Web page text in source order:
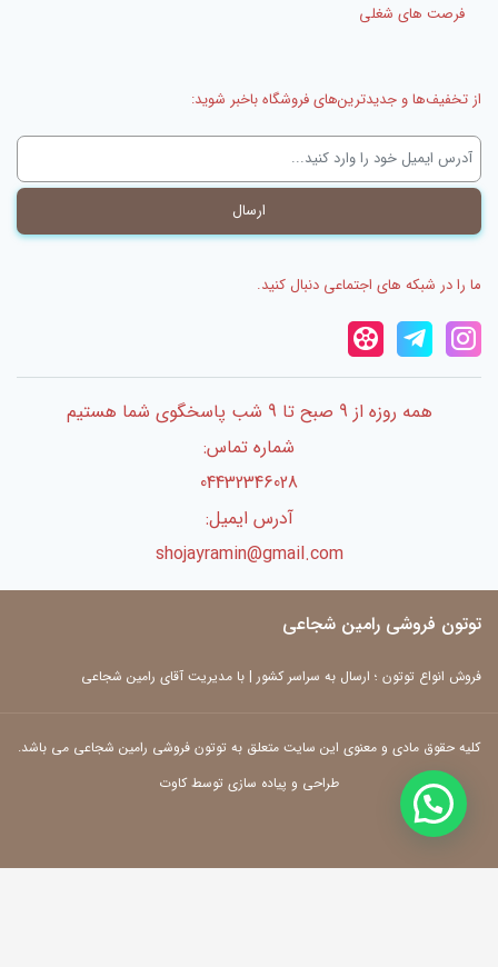
فرصت های شغلی
از تخفیف‌ها و جدیدترین‌های فروشگاه باخبر شوید:
ما را در شبکه های اجتماعی دنبال کنید.
همه روزه از 9 صبح تا 9 شب پاسخگوی شما هستیم
شماره تماس:
04432346028
آدرس ایمیل:
shojayramin@gmail.com
توتون فروشی رامین شجاعی
فروش انواع توتون ؛ ارسال به سراسر کشور | با مدیریت آقای رامین شجاعی
کلیه حقوق مادی و معنوی این سایت متعلق به توتون فروشی رامین شجاعی می باشد.
طراحی و پیاده سازی توسط کاوت